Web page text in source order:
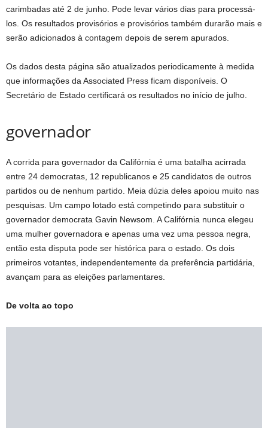
carimbadas até 2 de junho. Pode levar vários dias para processá-
los. Os resultados provisórios e provisórios também durarão mais e
serão adicionados à contagem depois de serem apurados.
Os dados desta página são atualizados periodicamente à medida
que informações da Associated Press ficam disponíveis. O
Secretário de Estado certificará os resultados no início de julho.
governador
A corrida para governador da Califórnia é uma batalha acirrada
entre 24 democratas, 12 republicanos e 25 candidatos de outros
partidos ou de nenhum partido. Meia dúzia deles apoiou muito nas
pesquisas. Um campo lotado está competindo para substituir o
governador democrata Gavin Newsom. A Califórnia nunca elegeu
uma mulher governadora e apenas uma vez uma pessoa negra,
então esta disputa pode ser histórica para o estado. Os dois
primeiros votantes, independentemente da preferência partidária,
avançam para as eleições parlamentares.
De volta ao topo